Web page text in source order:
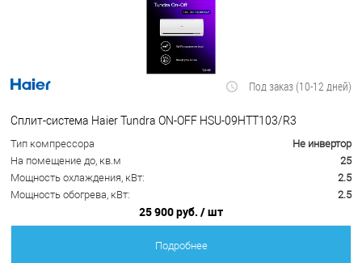
Под заказ (10-12 дней)
Сплит-система Haier Tundra ON-OFF HSU-09HTT103/R3
Тип компрессора
Не инвертор
На помещение до, кв.м
25
Мощность охлаждения, кВт:
2.5
Мощность обогрева, кВт:
2.5
25 900 руб. / шт
Подробнее